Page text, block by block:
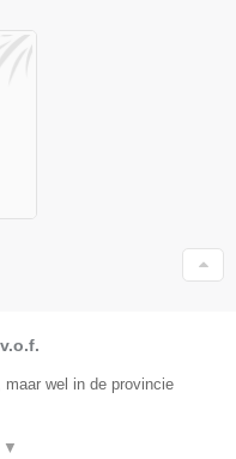
wel in de provincie
▼